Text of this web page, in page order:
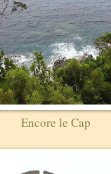
Encore le Cap